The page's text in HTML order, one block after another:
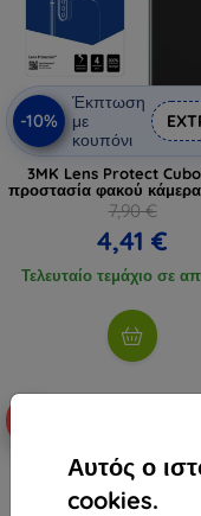
Αυτός ο
cookies.
-10%
Έκπτωση
με
κουπόνι
3MK Lens Protect
προστασία φακού
7,90 €
4,41 €
Τελευταίο τεμάχιο σε